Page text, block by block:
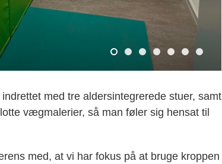
med tre aldersintegrerede stuer, samt
vægmalerier, så man føler sig hensat til
med, at vi har fokus på at bruge kroppen